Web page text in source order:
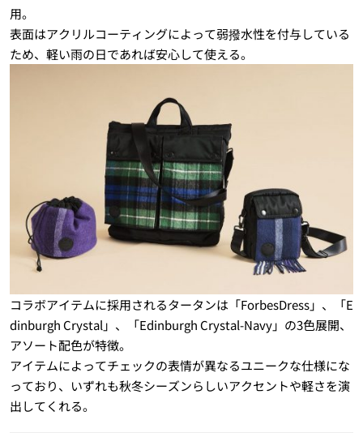
用。
表面はアクリルコーティングによって弱撥水性を付与している
ため、軽い雨の日であれば安心して使える。
コラボアイテムに採用されるタータンは「ForbesDress」、「E
dinburgh Crystal」、「Edinburgh Crystal-Navy」の3色展開、
アソート配色が特徴。
アイテムによってチェックの表情が異なるユニークな仕様にな
っており、いずれも秋冬シーズンらしいアクセントや軽さを演
出してくれる。